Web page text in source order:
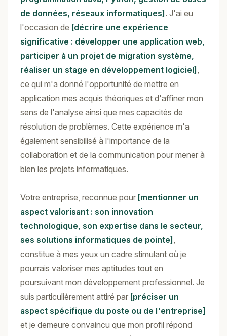
de données, réseaux informatiques] . J'ai eu
l'occasion de [décrire une expérience
significative : développer une application web,
participer à un projet de migration système,
réaliser un stage en développement logiciel] ,
ce qui m'a donné l'opportunité de mettre en
application mes acquis théoriques et d'affiner mon
sens de l'analyse ainsi que mes capacités de
résolution de problèmes. Cette expérience m'a
également sensibilisé à l'importance de la
collaboration et de la communication pour mener à
bien les projets informatiques.
Votre entreprise, reconnue pour [mentionner un
aspect valorisant : son innovation
technologique, son expertise dans le secteur,
ses solutions informatiques de pointe] ,
constitue à mes yeux un cadre stimulant où je
pourrais valoriser mes aptitudes tout en
poursuivant mon développement professionnel. Je
suis particulièrement attiré par [préciser un
aspect spécifique du poste ou de l'entreprise]
et je demeure convaincu que mon profil répond